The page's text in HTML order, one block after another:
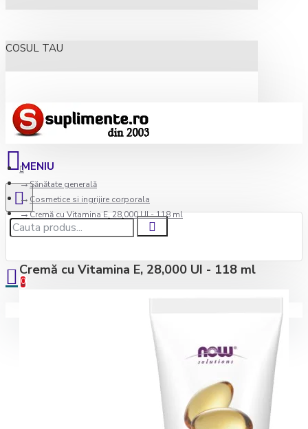
COSUL TAU
0
Sănătate generală
Cosmetice si ingrijire corporala
Cremă cu Vitamina E, 28,000 UI - 118 ml
Cremă cu Vitamina E, 28,000 UI - 118 ml